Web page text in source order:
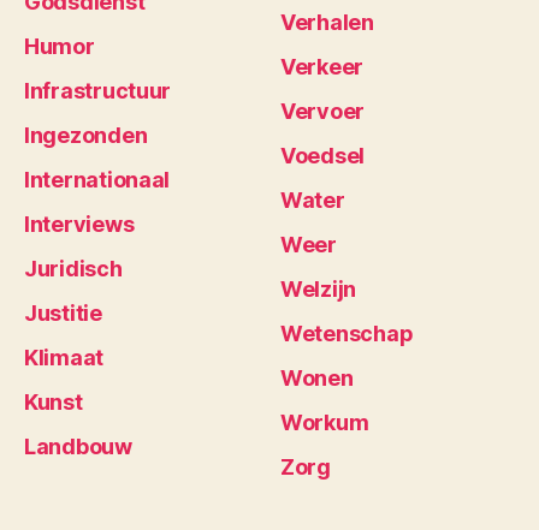
Humor
Infrastructuur
Ingezonden
Internationaal
Interviews
Juridisch
Justitie
Klimaat
Kunst
Landbouw
Verhalen
Verkeer
Vervoer
Voedsel
Water
Weer
Welzijn
Wetenschap
Wonen
Workum
Zorg